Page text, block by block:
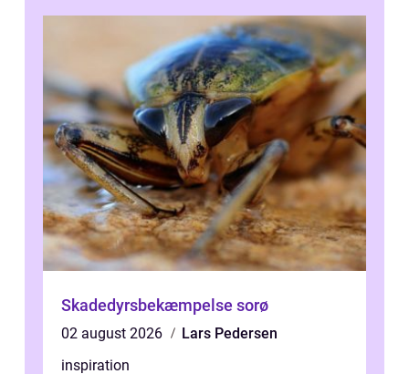
Skadedyrsbekæmpelse sorø
02 august 2026
Lars Pedersen
inspiration